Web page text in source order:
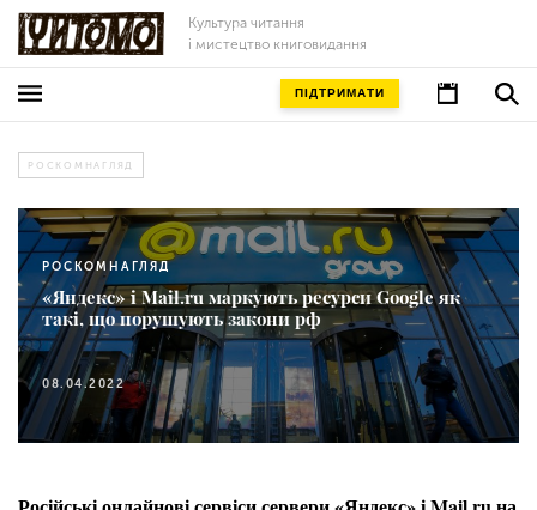
Культура читання
і мистецтво книговидання
ПІДТРИМАТИ
РОСКОМНАГЛЯД
РОСКОМНАГЛЯД
«Яндекс» і Mail.ru маркують ресурси Google як
такі, що порушують закони рф
08.04.2022